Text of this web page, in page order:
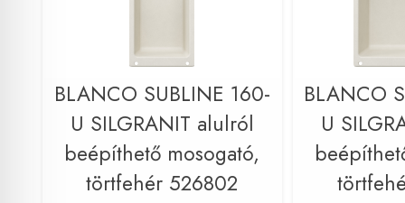
BLANCO SUBLINE 160-
U SILGRANIT alulról
beépíthető mosogató,
törtfehér 526802
BLANCO
U